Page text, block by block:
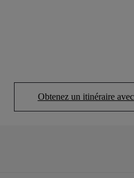
Obtenez un itinéraire